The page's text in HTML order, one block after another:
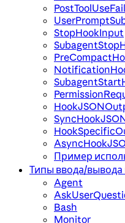
StopHookInput
Пример
Типы ввода/вывода
Agent
Bash
Monitor